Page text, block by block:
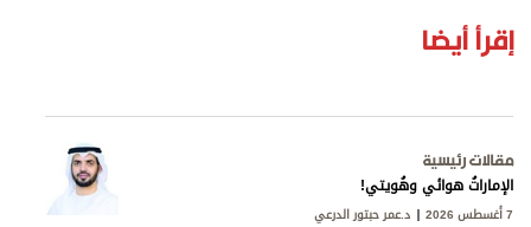
إقرأ أيضا
مقالات رئيسية
الإماراتُ هوائي وهُويتي!
7 أغسطس 2026 د.عمر حبتور الدرعي